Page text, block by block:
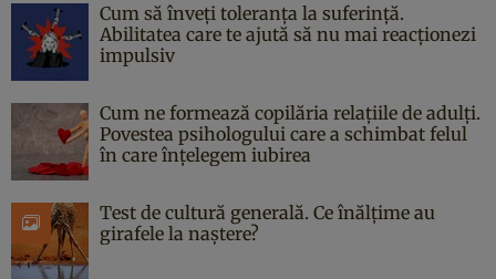
Cum să înveți toleranța la suferință.
Abilitatea care te ajută să nu mai reacționezi
impulsiv
Cum ne formează copilăria relațiile de adulți.
Povestea psihologului care a schimbat felul
în care înțelegem iubirea
Test de cultură generală. Ce înălțime au
girafele la naștere?